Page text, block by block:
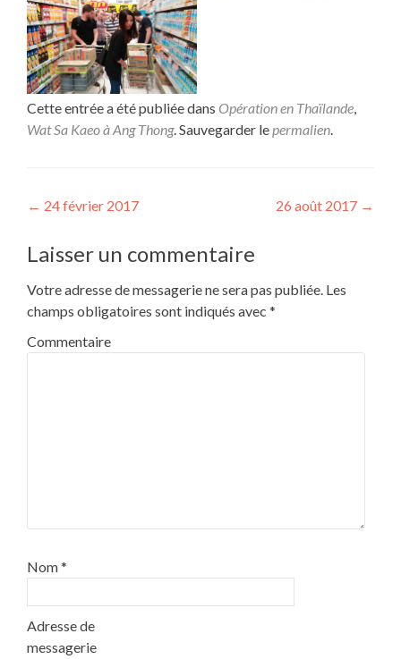
Cette entrée a été publiée dans Opération en Thaïlande,
Wat Sa Kaeo à Ang Thong. Sauvegarder lepermalien.
Navigation de l’article
← 24 février 2017 26 août 2017 →
Laisser un commentaire
Votre adresse de messagerie ne sera pas publiée. Les
champs obligatoires sont indiqués avec *
Commentaire
Nom*
Adresse de
messagerie